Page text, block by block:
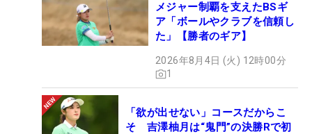
メジャー制覇を支えたBSギ
ア「ボールやクラブを信頼し
た」【勝者のギア】
2026年8月4日 (火) 12時00分
1
「欲が出せない」コースだからこ
そ 吉澤柚月は“鬼門”の決勝Rで初